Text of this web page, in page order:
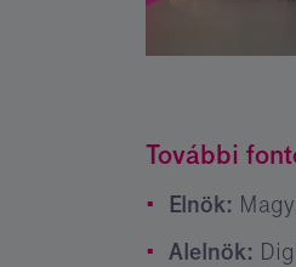
További
Elnök:
Alelnök: